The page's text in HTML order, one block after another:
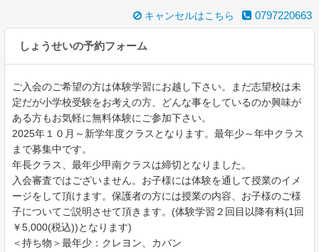
キャンセルはこちら 0797220663
しょうせいの予約フォーム
ご入会のご希望の方は体験学習にお越し下さい。まだ志望校は未
定だが小学校受験をお考えの方、どんな事をしているのか興味が
ある方もお気軽に無料体験にご参加下さい。
2025年１０月～新学年度クラスとなります。最年少～年中クラス
まで募集中です。
年長クラス、最年少甲南クラスは締切となりました。
入会審査ではございません。お子様には体験を通して授業のイメ
ージをして頂けます。保護者の方には授業の内容、お子様のご様
子についてご説明させて頂きます。(体験学習２回目以降有料(1回
￥5,000(税込))となります)
＜持ち物＞最年少：クレヨン、カバン